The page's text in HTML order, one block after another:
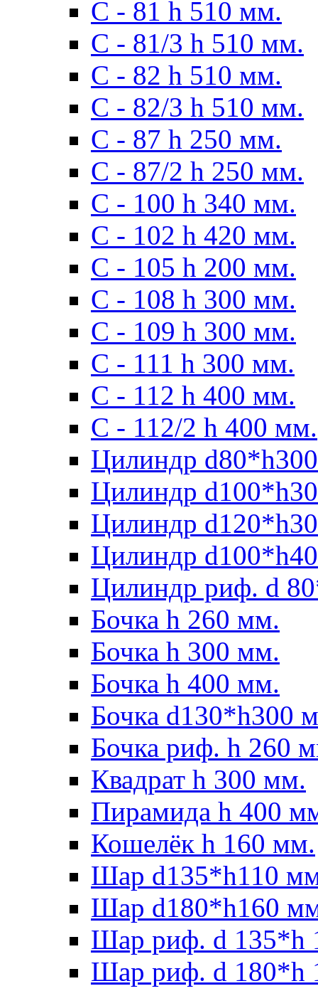
С - 81 h 510 мм.
С - 81/3 h 510 мм.
С - 82 h 510 мм.
С - 82/3 h 510 мм.
С - 87 h 250 мм.
С - 87/2 h 250 мм.
С - 100 h 340 мм.
C - 102 h 420 мм.
С - 105 h 200 мм.
С - 108 h 300 мм.
С - 109 h 300 мм.
С - 111 h 300 мм.
C - 112 h 400 мм.
С - 112/2 h 400 мм.
Цилиндр
Цилиндр
Цилиндр
Цилиндр
Цилиндр риф. d
Бочка h 260 мм.
Бочка h 300 мм.
Бочка h 400 мм.
Бочка d130*h300
Бочка риф. h 260
Квадрат h 300 мм.
Пирамида h 400
Кошелёк h 160 мм.
Шар d135*h110
Шар d180*h160
Шар риф. d 135*h
Шар риф. d 180*h